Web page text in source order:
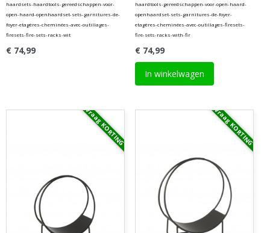
haardsets-haardtools-gereedschappen-voor-
open-haard-openhaardset-sets-garnitures-de-
foyer-etagères-cheminées-avec-outillages-
firesets-fire-sets-racks-wit
€ 74,99
haardtools-gereedschappen-voor-open-haard-
openhaardset-sets-garnitures-de-foyer-
etagères-cheminées-avec-outillages-firesets-
fire-sets-racks-with-fir
€ 74,99
In winkelwagen
Vraag KORTING Vraag KORTING